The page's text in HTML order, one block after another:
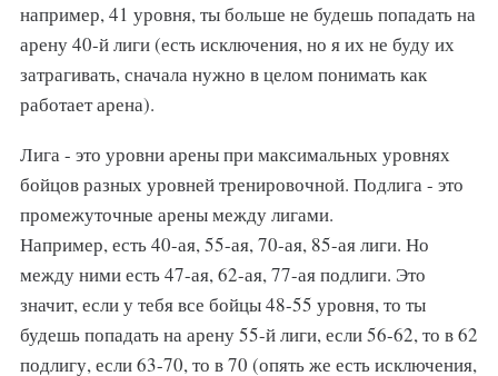
например, 41 уровня, ты больше не будешь попадать на
арену 40-й лиги (есть исключения, но я их не буду их
затрагивать, сначала нужно в целом понимать как
работает арена).
Лига - это уровни арены при максимальных уровнях
бойцов разных уровней тренировочной. Подлига - это
промежуточные арены между лигами.
Например, есть 40-ая, 55-ая, 70-ая, 85-ая лиги. Но
между ними есть 47-ая, 62-ая, 77-ая подлиги. Это
значит, если у тебя все бойцы 48-55 уровня, то ты
будешь попадать на арену 55-й лиги, если 56-62, то в 62
подлигу, если 63-70, то в 70 (опять же есть исключения,